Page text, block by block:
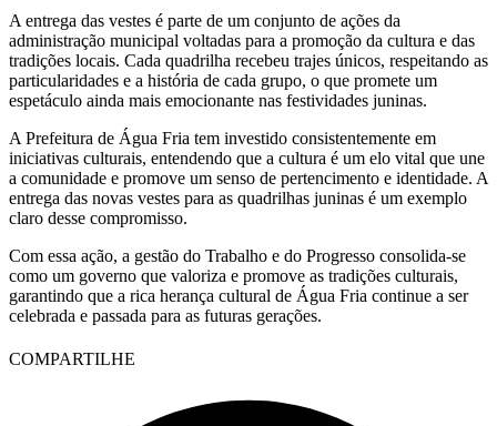
A entrega das vestes é parte de um conjunto de ações da
administração municipal voltadas para a promoção da cultura e das
tradições locais. Cada quadrilha recebeu trajes únicos, respeitando as
particularidades e a história de cada grupo, o que promete um
espetáculo ainda mais emocionante nas festividades juninas.
A Prefeitura de Água Fria tem investido consistentemente em
iniciativas culturais, entendendo que a cultura é um elo vital que une
a comunidade e promove um senso de pertencimento e identidade. A
entrega das novas vestes para as quadrilhas juninas é um exemplo
claro desse compromisso.
Com essa ação, a gestão do Trabalho e do Progresso consolida-se
como um governo que valoriza e promove as tradições culturais,
garantindo que a rica herança cultural de Água Fria continue a ser
celebrada e passada para as futuras gerações.
COMPARTILHE